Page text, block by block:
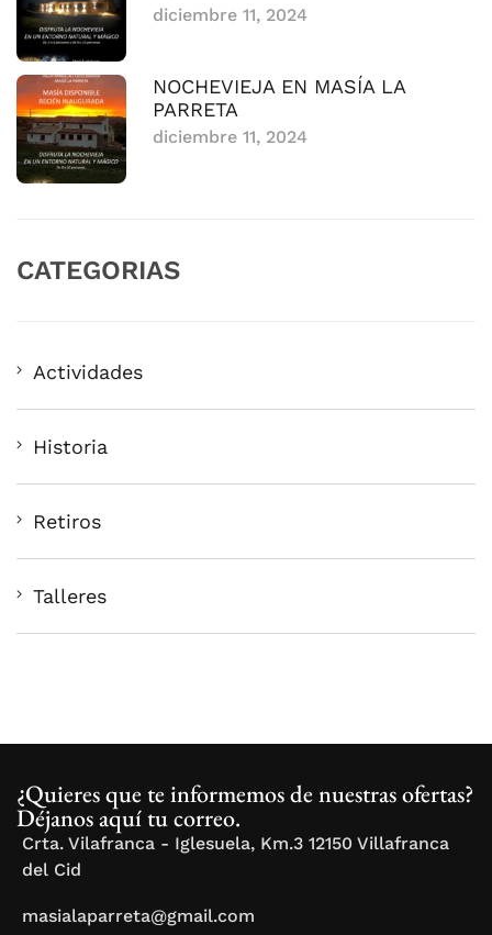
diciembre 11, 2024
NOCHEVIEJA EN MASÍA LA
PARRETA
diciembre 11, 2024
CATEGORIAS
Actividades
Historia
Retiros
Talleres
¿Quieres que te informemos de nuestras ofertas?
Déjanos aquí tu correo.
Crta. Vilafranca - Iglesuela, Km.3 12150 Villafranca
del Cid
masialaparreta@gmail.com